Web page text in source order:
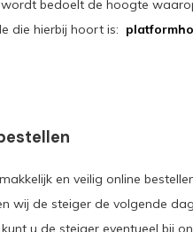
bedoelt de hoogte
die hierbij hoort is:
en veilig online
wij de steiger de volgende
u de steiger eventueel bij